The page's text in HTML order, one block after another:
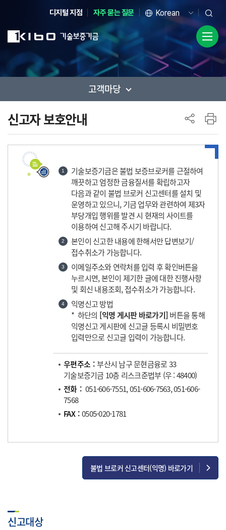
디지털 지점 자주 묻는 질문
사이드 메뉴
고객마당
신고자 보호안내
1
기술보증기금은 불법 보증브로커를 근절하여
깨끗하고 엄정한 금융질서를 확립하고자
다음과 같이 불법 브로커 신고센터를 설치 및
운영하고 있으니, 기금 업무와 관련하여 제3자
부당개입 행위를 발견 시 현재의 사이트를
이용하여 신고해 주시기 바랍니다.
2
본인이 신고한 내용에 한해서만 답변보기/
접수취소가 가능합니다.
3
이메일주소와 연락처를 입력 후 확인버튼을
누르시면, 본인이 제기한 글에 대한 진행사항
및 회신 내용조회, 접수취소가 가능합니다.
4
익명신고 방법
* 하단의 [익명 게시판 바로가기]버튼을 통해
익명신고 게시판에 신고글 등록시 비밀번호
입력만으로 신고글 입력이 가능합니다.
우편주소
부산시 남구 문현금융로 33
기술보증기금 10층 리스크준법부 (우 : 48400)
전화
051-606-7551, 051-606-7563, 051-606-
7568
FAX
0505-020-1781
불법 브로커 신고센터(익명) 바로가기
신고대상